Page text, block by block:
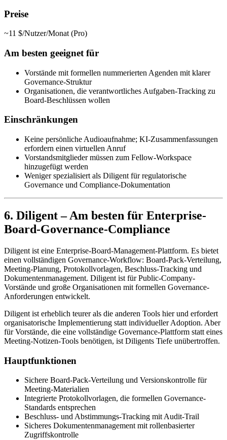
Preise
~11 $/Nutzer/Monat (Pro)
Am besten geeignet für
Vorstände mit formellen nummerierten Agenden mit klarer
Governance-Struktur
Organisationen, die verantwortliches Aufgaben-Tracking zu
Board-Beschlüssen wollen
Einschränkungen
Keine persönliche Audioaufnahme; KI-Zusammenfassungen
erfordern einen virtuellen Anruf
Vorstandsmitglieder müssen zum Fellow-Workspace
hinzugefügt werden
Weniger spezialisiert als Diligent für regulatorische
Governance und Compliance-Dokumentation
6. Diligent – Am besten für Enterprise-
Board-Governance-Compliance
Diligent ist eine Enterprise-Board-Management-Plattform. Es bietet
einen vollständigen Governance-Workflow: Board-Pack-Verteilung,
Meeting-Planung, Protokollvorlagen, Beschluss-Tracking und
Dokumentenmanagement. Diligent ist für Public-Company-
Vorstände und große Organisationen mit formellen Governance-
Anforderungen entwickelt.
Diligent ist erheblich teurer als die anderen Tools hier und erfordert
organisatorische Implementierung statt individueller Adoption. Aber
für Vorstände, die eine vollständige Governance-Plattform statt eines
Meeting-Notizen-Tools benötigen, ist Diligents Tiefe unübertroffen.
Hauptfunktionen
Sichere Board-Pack-Verteilung und Versionskontrolle für
Meeting-Materialien
Integrierte Protokollvorlagen, die formellen Governance-
Standards entsprechen
Beschluss- und Abstimmungs-Tracking mit Audit-Trail
Sicheres Dokumentenmanagement mit rollenbasierter
Zugriffskontrolle